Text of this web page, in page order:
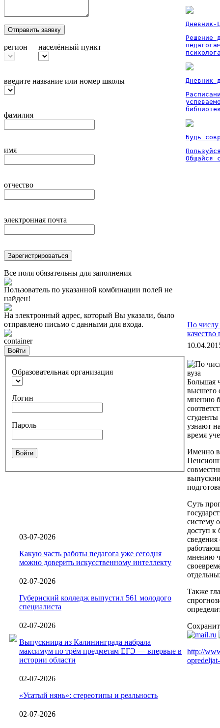
Отправить заявку
регион населённый пункт
введите название или номер школы
фамилия
имя
отчество
электронная почта
Зарегистрироваться
Все поля обязательны для заполнения
Пользователь по указанной комбинации полей не
найден!
На электронный адрес, который Вы указали, было
отправлено письмо с данными для входа.
container
Войти
Образовательная организация
Логин
Пароль
Войти
03-07-2026
Какую часть работы педагога уже сегодня
можно доверить искусственному интеллекту
02-07-2026
Губернский колледж выпустил 561 молодого
специалиста
02-07-2026
Выпускница из Калининграда набрала
максимум по трём предметам ЕГЭ — впервые в
истории области
02-07-2026
«Усатый нянь»: стереотипы и реальность
02-07-2026
Дневник-
Решение
Дневник
Будь
Общайся
По числу
качество
Большая
высшего
мнению
узнают
время
Именно в
Суть
систему
доступ к
сведения
мнению
Также
http://